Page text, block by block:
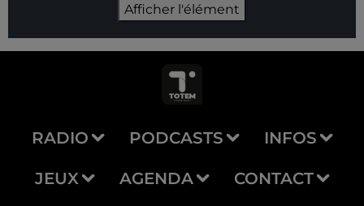
Afficher l'élément
RADIO PODCASTS INFOS
JEUX AGENDA CONTACT